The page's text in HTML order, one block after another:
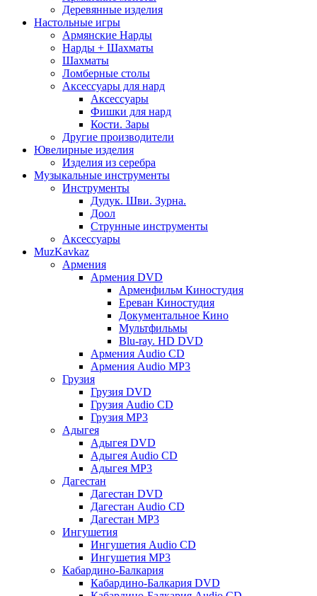
Деревянные изделия
Настольные игры
Армянские Нарды
Нарды + Шахматы
Шахматы
Ломберные столы
Аксессуары для нард
Аксессуары
Фишки для нард
Кости. Зары
Другие производители
Ювелирные изделия
Изделия из серебра
Музыкальные инструменты
Инструменты
Дудук. Шви. Зурна.
Доол
Струнные инструменты
Аксессуары
MuzKavkaz
Армения
Армения DVD
Арменфильм Киностудия
Ереван Киностудия
Документальное Кино
Мультфильмы
Blu-ray. HD DVD
Армения Audio CD
Армения Audio MP3
Грузия
Грузия DVD
Грузия Audio CD
Грузия MP3
Адыгея
Адыгея DVD
Адыгея Audio CD
Адыгея MP3
Дагестан
Дагестан DVD
Дагестан Audio CD
Дагестан MP3
Ингушетия
Ингушетия Audio CD
Ингушетия MP3
Кабардино-Балкария
Кабардино-Балкария DVD